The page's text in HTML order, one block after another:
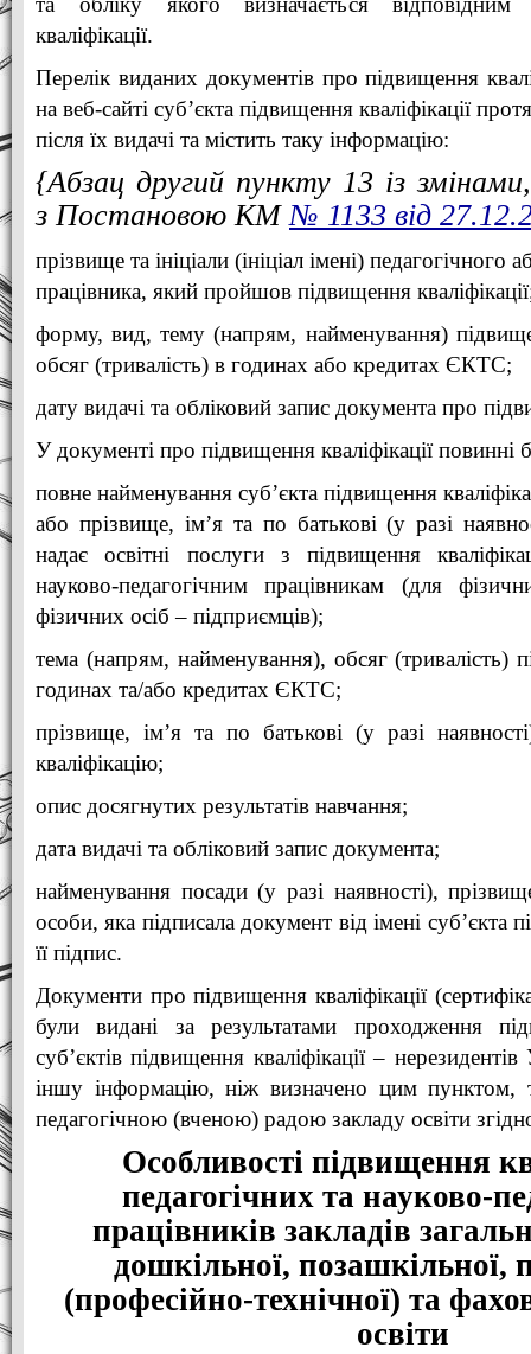
кваліфікації.
Перелік виданих документів про підвищення
на веб-сайті суб’єкта підвищення кваліфікації
після їх видачі та містить таку інформацію:
{Абзац другий пункту 13 із
з Постановою КМ№ 1133 від
прізвище та ініціали (ініціал імені) педагогічного
працівника, який пройшов підвищення
форму, вид, тему (напрям, найменування)
обсяг (тривалість) в годинах або кредитах ЄКТС;
дату видачі та обліковий запис документа про
У документі про підвищення кваліфікації повинні
повне найменування суб’єкта підвищення
або прізвище, ім’я та по батькові (у разі
надає освітні послуги з підвищення
науково-педагогічним працівникам (для
фізичних осіб – підприємців);
тема (напрям, найменування), обсяг (тривалість)
годинах та/або кредитах ЄКТС;
прізвище, ім’я та по батькові (у разі
кваліфікацію;
опис досягнутих результатів навчання;
дата видачі та обліковий запис документа;
найменування посади (у разі наявності),
особи, яка підписала документ від імені суб’єкта
її підпис.
Документи про підвищення кваліфікації
були видані за результатами проходження
суб’єктів підвищення кваліфікації –
іншу інформацію, ніж визначено цим пунктом,
педагогічною (вченою) радою закладу освіти
Особливості підвищення
педагогічних та науково-
працівників закладів
дошкільної, позашкільної,
(професійно-технічної) та
освіти